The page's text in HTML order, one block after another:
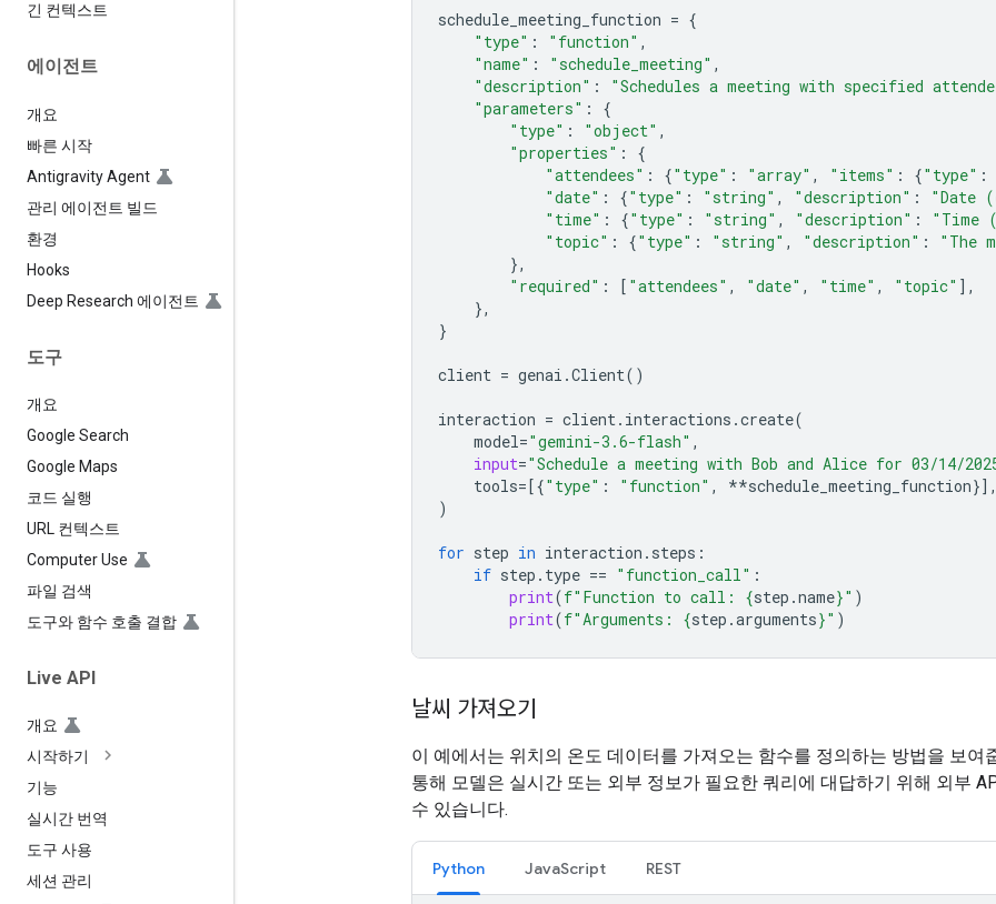
긴 컨텍스트
에이전트
개요
빠른 시작
Antigravity Agent
관리 에이전트 빌드
환경
Hooks
Deep Research 에이전트
도구
개요
Google Search
Google Maps
코드 실행
URL 컨텍스트
Computer Use
파일 검색
도구와 함수 호출 결합
Live API
개요
시작하기
기능
실시간 번역
도구 사용
세션 관리
schedule_meeting_function = {
"type" : "function" ,
"name" : "schedule_meeting" ,
"description" : "Schedules a meeting with specified
"parameters" :
{
"type" : "object" ,
"properties" :
{
"attendees" : {"type" : "array" , "items" : {"type" :
"date" : {"type" : "string" , "description" : "Date
"time" : {"type" : "string" , "description" : "Time
"topic" : {"type" : "string" , "description" : "The
},
"required" : [ "attendees" , "date" , "time" , "topic" ],
},
}
client = genai .Client()
interaction = client. interactions .create(
model="gemini-3.6-flash" ,
input="Schedule a meeting with Bob and Alice for 03/14/
tools=[{"type" : "function" , **schedule_meeting_function}],
)
for step in interaction . steps :
if step . type == "function_call" :
print(f"Function to call: {step .name}" )
print(f"Arguments: {step .arguments}" )
날씨 가져오기
이 예에서는 위치의 온도 데이터를 가져오는 함수를 정의하는 방법을 보여
통해 모델은 실시간 또는 외부 정보가 필요한 쿼리에 대답하기 위해 외부
수 있습니다.
Python JavaScript REST